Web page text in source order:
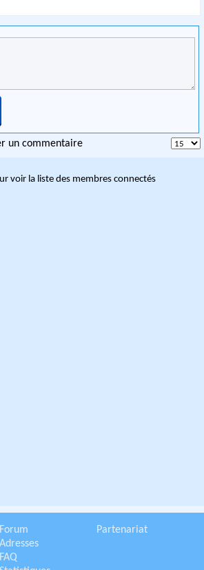
un commentaire
voir la liste des membres connectés
Forum
Adresses
FAQ
Partenariat